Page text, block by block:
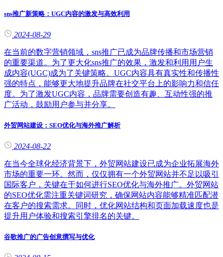
sns推广新策略：UGC内容的激发与高效利用
2024-08-29
在当前的数字营销领域，sns推广已成为品牌传播和市场营销
的重要渠道。为了更大化sns推广的效果，激发和利用用户生
成内容(UGC)成为了关键策略。UGC内容具有真实性和传播性
强的特点，能够更大地提升品牌在社交平台上的影响力和信任
度。为了激发UGC内容，品牌需要创造有趣、互动性强的推
广活动，鼓励用户参与并分享。
外贸网站建设：SEO优化与海外推广解析
2024-08-22
在当今全球化经济背景下，外贸网站建设已成为企业拓展海外
市场的重要一环。然而，仅仅拥有一个外贸网站并不足以吸引
国际客户，关键在于如何进行SEO优化与海外推广。外贸网站
的SEO优化需注重关键词研究，确保网站内容能够精准匹配潜
在客户的搜索需求。同时，优化网站结构和页面加载速度也是
提升用户体验和搜索引擎排名的关键。
谷歌推广的广告创意撰写与优化